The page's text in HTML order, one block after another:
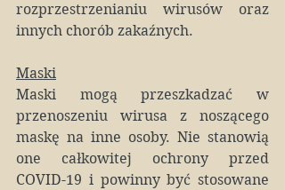
rozprzestrzenianiu wirusów oraz
innych chorób zakaźnych.
Maski
Maski mogą przeszkadzać w
przenoszeniu wirusa z noszącego
maskę na inne osoby. Nie stanowią
one całkowitej ochrony przed
COVID-19 i powinny być stosowane